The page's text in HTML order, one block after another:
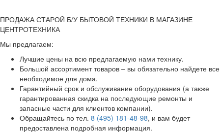
ПРОДАЖА СТАРОЙ Б/У БЫТОВОЙ ТЕХНИКИ В МАГАЗИНЕ
ЦЕНТРОТЕХНИКА
Мы предлагаем:
Лучшие цены на всю предлагаемую нами технику.
Большой ассортимент товаров – вы обязательно найдете все
необходимое для дома.
Гарантийный срок и обслуживание оборудования (а также
гарантированная скидка на последующие ремонты и
запасные части для клиентов компании).
Обращайтесь по тел. 8 (495) 181-48-98, и вам будет
предоставлена подробная информация.